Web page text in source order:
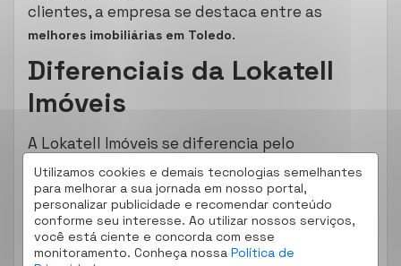
Utilizamos cookies e demais tecnologias semelhantes
para melhorar a sua jornada em nosso portal,
personalizar publicidade e recomendar conteúdo
conforme seu interesse. Ao utilizar nossos serviços,
você está ciente e concorda com esse
monitoramento. Conheça nossa Política de
clientes, a empresa se destaca entre as
melhores imobiliárias em Toledo.
Diferenciais da Lokatell
Imóveis
A Lokatell Imóveis se diferencia pelo
atendimento personalizado e por oferecer um
portfólio completo decasas, apartamentos,
terrenos e imóveis comerciais. Entre seus
principais diferenciais, estão:
Equipe experiente e qualificada, pronta para